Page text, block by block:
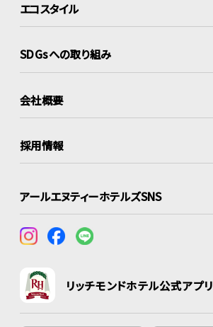
エコスタイル
SDGsへの取り組み
会社概要
採用情報
アールエヌティーホテルズSNS
リッチモンドホテル公式アプリ